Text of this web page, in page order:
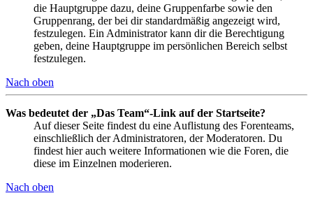
die Hauptgruppe dazu, deine Gruppenfarbe sowie den
Gruppenrang, der bei dir standardmäßig angezeigt wird,
festzulegen. Ein Administrator kann dir die Berechtigung
geben, deine Hauptgruppe im persönlichen Bereich selbst
festzulegen.
Nach oben
Was bedeutet der „Das Team“-Link auf der Startseite?
Auf dieser Seite findest du eine Auflistung des Forenteams,
einschließlich der Administratoren, der Moderatoren. Du
findest hier auch weitere Informationen wie die Foren, die
diese im Einzelnen moderieren.
Nach oben